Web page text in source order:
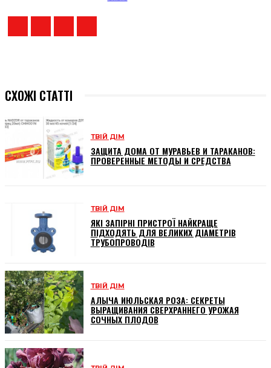
СХОЖІ СТАТТІ
ТВІЙ ДІМ
ЗАЩИТА ДОМА ОТ МУРАВЬЕВ И ТАРАКАНОВ:
ПРОВЕРЕННЫЕ МЕТОДЫ И СРЕДСТВА
ТВІЙ ДІМ
ЯКІ ЗАПІРНІ ПРИСТРОЇ НАЙКРАЩЕ
ПІДХОДЯТЬ ДЛЯ ВЕЛИКИХ ДІАМЕТРІВ
ТРУБОПРОВОДІВ
ТВІЙ ДІМ
АЛЫЧА ИЮЛЬСКАЯ РОЗА: СЕКРЕТЫ
ВЫРАЩИВАНИЯ СВЕРХРАННЕГО УРОЖАЯ
СОЧНЫХ ПЛОДОВ